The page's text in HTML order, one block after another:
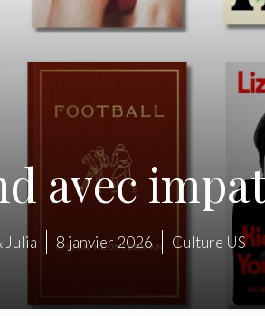
avec
Julia 8 janvier 2026 Culture US